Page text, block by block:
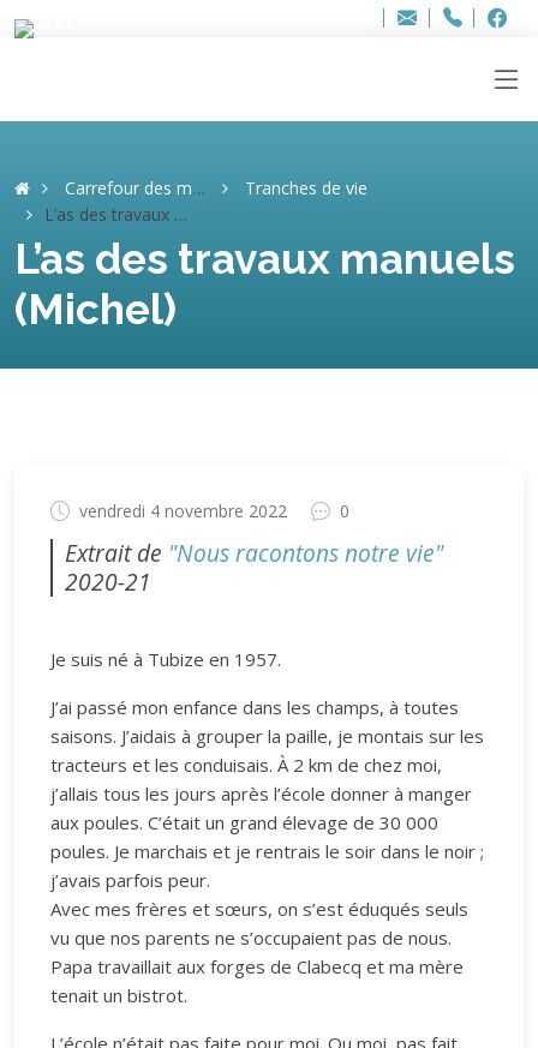
Adresse
info..hâthe..
Tel.
Tel.
Carrefour des mémoires
Tranches de vie
L’as des travaux manuels (Michel)
L’as des travaux manuels
(Michel)
vendredi 4 novembre 2022 0
Extrait de "Nous racontons notre vie"
2020-21
Je suis né à Tubize en 1957.
J’ai passé mon enfance dans les champs, à toutes
saisons. J’aidais à grouper la paille, je montais sur les
tracteurs et les conduisais. À 2 km de chez moi,
j’allais tous les jours après l’école donner à manger
aux poules. C’était un grand élevage de 30 000
poules. Je marchais et je rentrais le soir dans le noir ;
j’avais parfois peur.
Avec mes frères et sœurs, on s’est éduqués seuls
vu que nos parents ne s’occupaient pas de nous.
Papa travaillait aux forges de Clabecq et ma mère
tenait un bistrot.
L’école n’était pas faite pour moi. Ou moi, pas fait